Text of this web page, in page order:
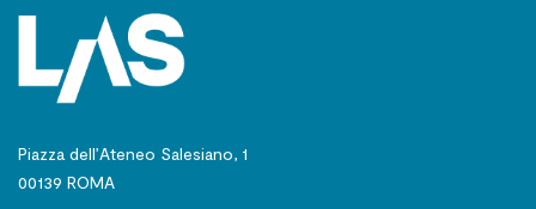
Piazza dell’Ateneo Salesiano, 1
00139 ROMA